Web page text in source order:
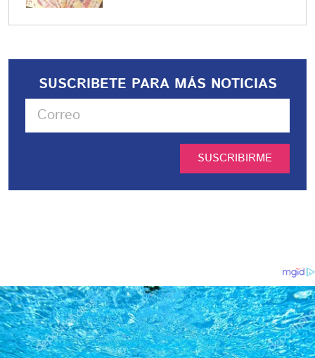
SUSCRIBETE PARA MÁS NOTICIAS
SUSCRIBIRME